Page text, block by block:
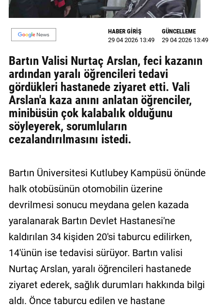
YAZARLAR
BİZE
ULAŞIN
Künye
İletişim
Gizlilik
HABER GİRİŞ
29 04 2026 13:49
GÜNCELLEME
29 04 2026 13:49
Bartın Valisi Nurtaç Arslan, feci kazanın
ardından yaralı öğrencileri tedavi
gördükleri hastanede ziyaret etti. Vali
Arslan'a kaza anını anlatan öğrenciler,
minibüsün çok kalabalık olduğunu
söyleyerek, sorumluların
cezalandırılmasını istedi.
Bartın Üniversitesi Kutlubey Kampüsü önünde
halk otobüsünün otomobilin üzerine
devrilmesi sonucu meydana gelen kazada
yaralanarak Bartın Devlet Hastanesi'ne
kaldırılan 34 kişiden 20'si taburcu edilirken,
14'ünün ise tedavisi sürüyor. Bartın valisi
Nurtaç Arslan, yaralı öğrencileri hastanede
ziyaret ederek, sağlık durumları hakkında bilgi
aldı. Önce taburcu edilen ve hastane